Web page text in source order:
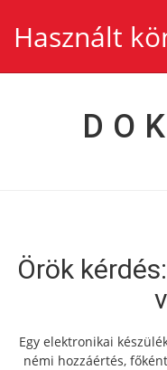
Használt
Örök
Egy elektronikai
némi hozzáértés,